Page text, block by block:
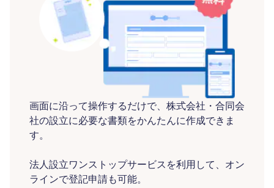
画面に沿って操作するだけで、株式会社・合同会
社の設立に必要な書類をかんたんに作成できま
す。
法人設立ワンストップサービスを利用して、オン
ラインで登記申請も可能。